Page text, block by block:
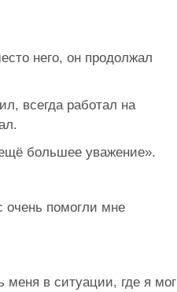
него, он продолжал
всегда работал на
большее уважение».
очень помогли мне
в ситуации, где я мог